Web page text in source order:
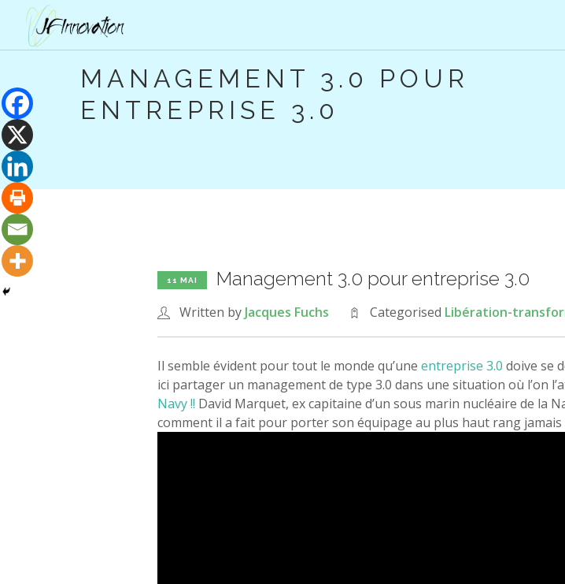
MANAGEMENT 3.0 POUR
ENTREPRISE 3.0
11 MAI Management 3.0 pour entreprise 3.0
Written by Jacques Fuchs Categorised Libération-
Il semble évident pour tout le monde qu’une entreprise 3.0 doive se
ici partager un management de type 3.0 dans une situation où l’on
Navy !! David Marquet, ex capitaine d’un sous marin nucléaire de la
comment il a fait pour porter son équipage au plus haut rang jamais